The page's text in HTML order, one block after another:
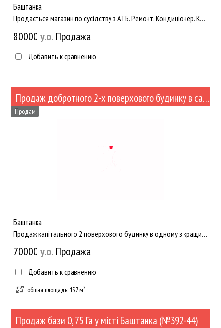
Баштанка
Продається магазин по сусідству з АТБ. Ремонт. Кондиціонер. Коммунікації: світло, вода. Є великий підвал. ...
80000 y.о. Продажа
Добавить к сравнению
Продаж добротного 2-х поверхового будинку в самому центрі м.Баштанка (№469-119)
Продам
Баштанка
Продаж капітального 2 поверхового будинку в одному з кращих місць в Баштанці! Максимальна зручність та комфорт...
70000 y.о. Продажа
Добавить к сравнению
общая площадь: 137 м2
Продаж бази 0, 75 Га у місті Баштанка (№392-44)